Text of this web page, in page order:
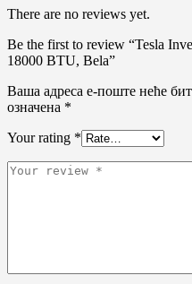
There are no reviews yet.
Be the first to review “Tesla
18000 BTU, Bela”
Ваша адреса е-поште неће
означена *
Your rating *